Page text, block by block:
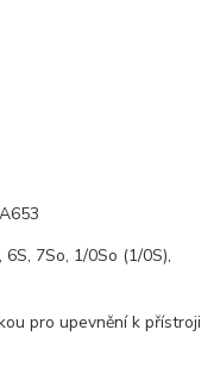
7So, 1/0So (1/0S),
pro upevnění k přístroji